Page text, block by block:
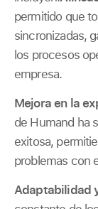
permitido que
sincronizadas,
los procesos
empresa.
Mejora en la
de Humand ha
exitosa,
problemas con
Adaptabilidad